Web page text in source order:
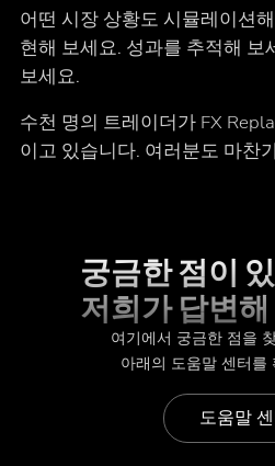
어떤 시장 상황도 시뮬레이션
현해 보세요. 성과를 추적해 보
보세요.
수천 명의 트레이더가 FX
이고 있습니다. 여러분도 마찬
궁금한 점이
저희가 답변
여기에서 궁금한 점을
아래의 도움말 센터를
도움말